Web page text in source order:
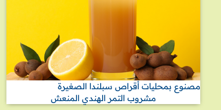
مصنوع بمحليات أقراص سبلندا الصغيرة
مشروب التمر الهندي المنعش